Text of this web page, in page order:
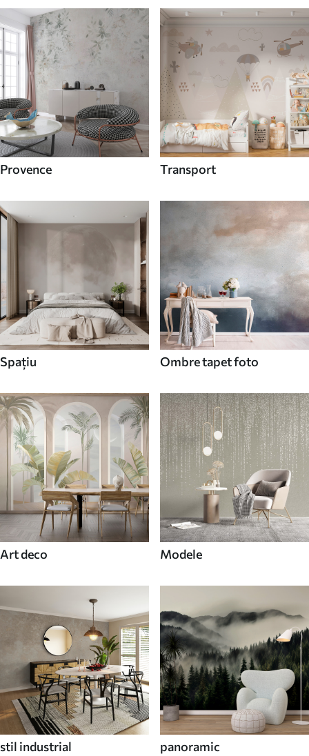
Provence Transport
Spaţiu Ombre tapet foto
Art deco Modele
stil industrial panoramic